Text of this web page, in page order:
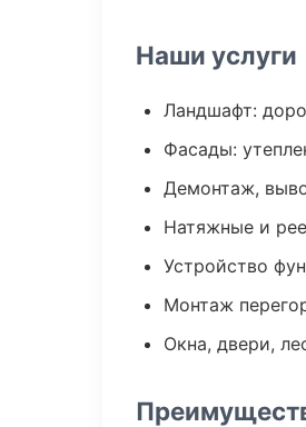
Наши услуги
Ландшафт:
Фасады:
Демонтаж,
Натяжные и
Устройство
Монтаж
Окна, двери,